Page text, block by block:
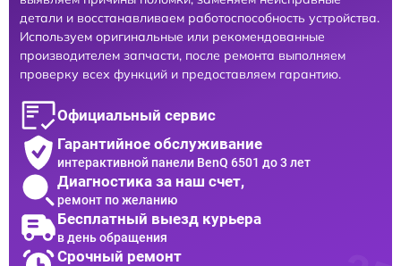
детали и восстанавливаем работоспособность устройства.
Используем оригинальные или рекомендованные
производителем запчасти, после ремонта выполняем
проверку всех функций и предоставляем гарантию.
Официальный сервис
Гарантийное обслуживание
интерактивной панели BenQ 6501 до 3 лет
Диагностика за наш счет,
ремонт по желанию
Бесплатный выезд курьера
в день обращения
Срочный ремонт